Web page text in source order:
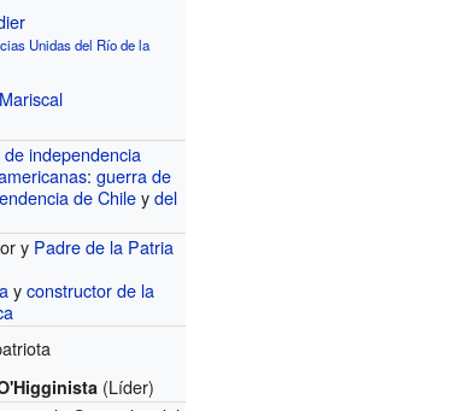
Unidas del Río de la
independencia
:guerra de
de Chileydel
y Padre de la Patria
yconstructor de la
(Líder)